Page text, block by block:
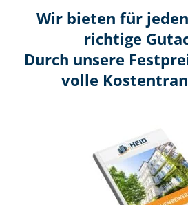
Wir bieten für
richtige
Durch unsere
volle